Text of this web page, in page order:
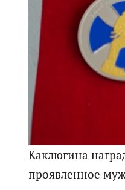
Каклюгина
проявленное